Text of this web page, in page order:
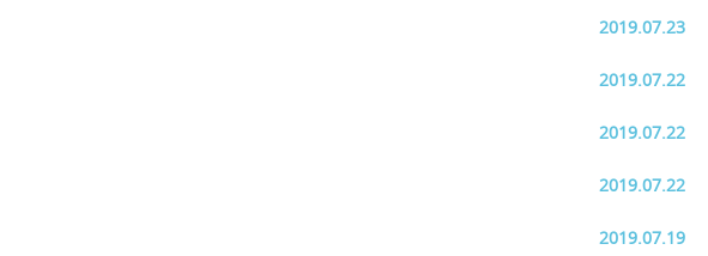
2019.07.23
2019.07.22
2019.07.22
2019.07.22
2019.07.19